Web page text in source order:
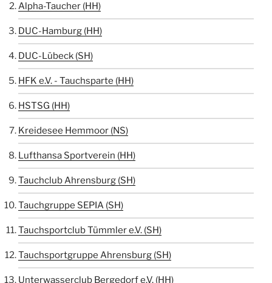
Alpha-Taucher (HH)
DUC-Hamburg (HH)
DUC-Lübeck (SH)
HFK e.V. - Tauchsparte (HH)
HSTSG (HH)
Kreidesee Hemmoor (NS)
Lufthansa Sportverein (HH)
Tauchclub Ahrensburg (SH)
Tauchgruppe SEPIA (SH)
Tauchsportclub Tümmler e.V. (SH)
Tauchsportgruppe Ahrensburg (SH)
Unterwasserclub Bergedorf e.V. (HH)